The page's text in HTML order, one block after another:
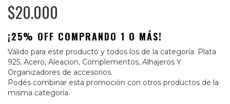
$20.000
¡25% OFF COMPRANDO 1 O MÁS!
Válido para este producto y todos los de la categoría: Plata
925, Acero, Aleacion, Complementos, Alhajeros Y
Organizadores de accesorios.
Podés combinar esta promoción con otros productos de la
misma categoría.